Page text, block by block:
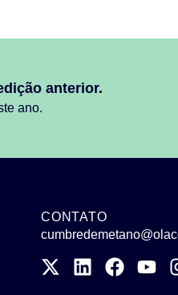
anterior.
ano.
CONTATO